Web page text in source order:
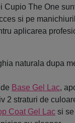
Cupio The One
si pe
aplicarea
naturala dupa
Base Gel Lac,
2 straturi de
Coat Gel Lac si